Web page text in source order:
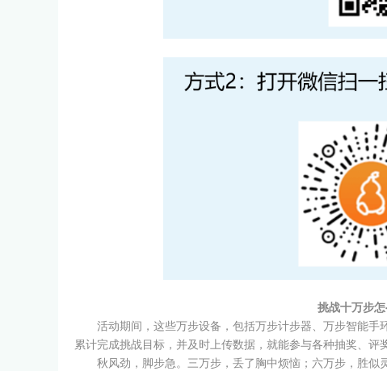
挑战十万步
活动期间，这些万步设备，包括万步计步器、万步智能
累计完成挑战目标，并及时上传数据，就能参与各种抽奖、评
秋风劲，脚步急。三万步，丢了胸中烦恼；六万步，胜似